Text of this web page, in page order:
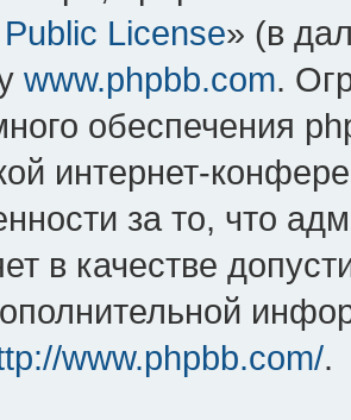
License» (в
www.phpbb.com.
обеспечения
интернет-
за то, что
в качестве
www.phpbb.com/.